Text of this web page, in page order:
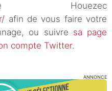
Houezec
afin de vous faire votre
ou suivre sa page
compte Twitter.
ANNONCE